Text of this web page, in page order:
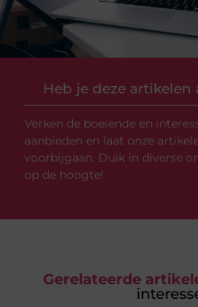
Heb je deze
Verken de boeiende en
aanbieden en laat onze
voorbijgaan. Duik in diverse
op de hoogte!
Gerelateerde